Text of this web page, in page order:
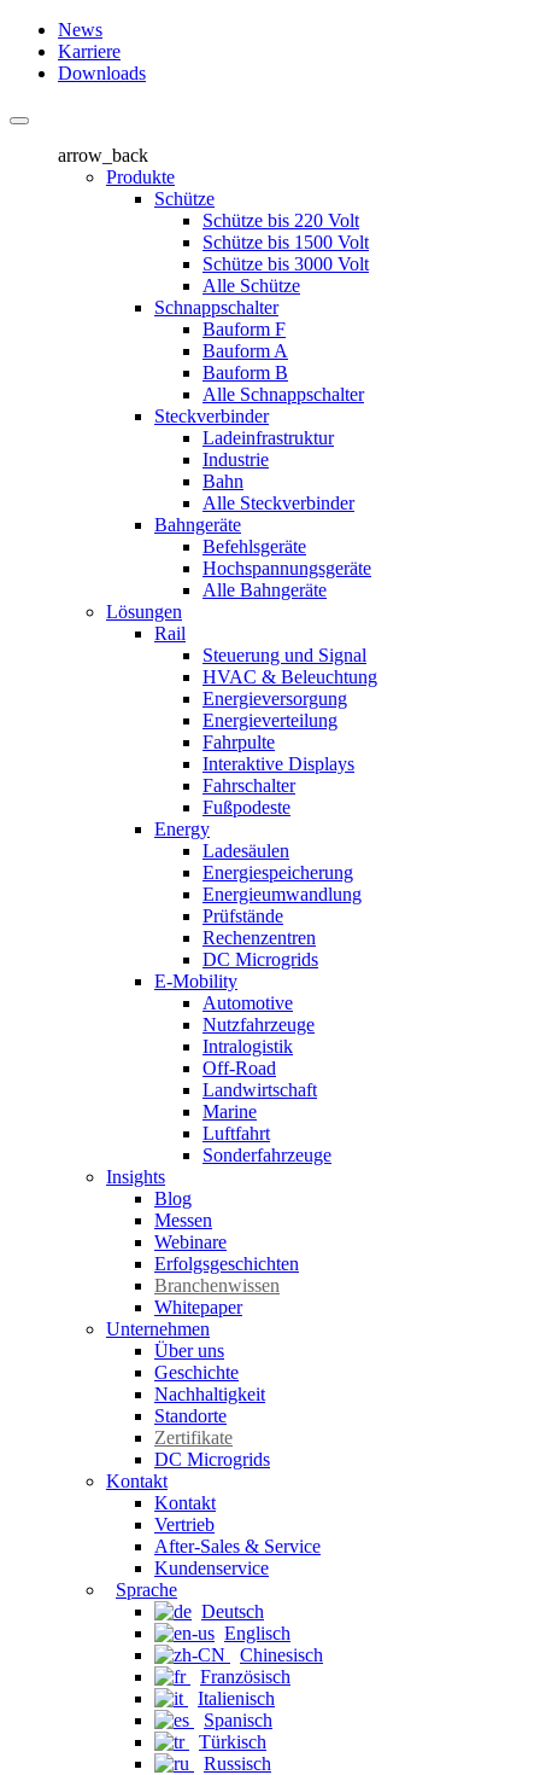
News
Karriere
Downloads
arrow_back
Produkte
Schütze
Schütze bis 220 Volt
Schütze bis 1500 Volt
Schütze bis 3000 Volt
Alle Schütze
Schnappschalter
Bauform F
Bauform A
Bauform B
Alle Schnappschalter
Steckverbinder
Ladeinfrastruktur
Industrie
Bahn
Alle Steckverbinder
Bahngeräte
Befehlsgeräte
Hochspannungsgeräte
Alle Bahngeräte
Lösungen
Rail
Steuerung und Signal
HVAC & Beleuchtung
Energieversorgung
Energieverteilung
Fahrpulte
Interaktive Displays
Fahrschalter
Fußpodeste
Energy
Ladesäulen
Energiespeicherung
Energieumwandlung
Prüfstände
Rechenzentren
DC Microgrids
E-Mobility
Automotive
Nutzfahrzeuge
Intralogistik
Off-Road
Landwirtschaft
Marine
Luftfahrt
Sonderfahrzeuge
Insights
Blog
Messen
Webinare
Erfolgsgeschichten
Branchenwissen
Whitepaper
Unternehmen
Über uns
Geschichte
Nachhaltigkeit
Standorte
Zertifikate
DC Microgrids
Kontakt
Kontakt
Vertrieb
After-Sales & Service
Kundenservice
Sprache
Deutsch
Englisch
Chinesisch
Französisch
Italienisch
Spanisch
Türkisch
Russisch